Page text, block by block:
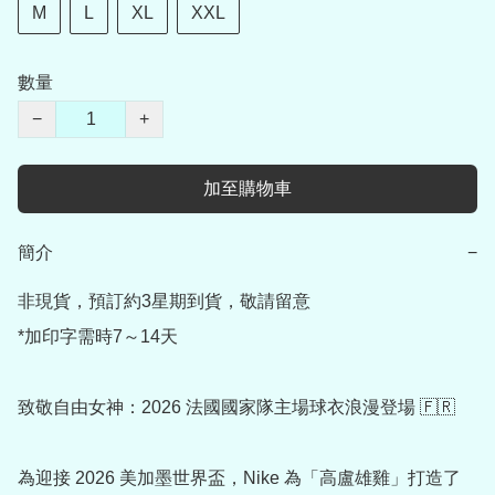
M L XL XXL
數量
−
+
加至購物車
簡介 −
非現貨，預訂約3星期到貨，敬請留意
*加印字需時7～14天
致敬自由女神：2026 法國國家隊主場球衣浪漫登場 🇫🇷
為迎接 2026 美加墨世界盃，Nike 為「高盧雄雞」打造了